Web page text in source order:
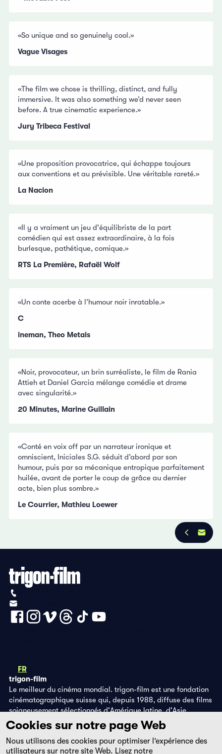
«So unique and so genuinely cool.»
Vague Visages
«The film we chose is thrilling, distinct, and fully
immersive. It was also something we’d never seen
before. A true cinematic experience.»
Jury Tribeca Festival
«Une proposition provocatrice, qui échappe toujours
aux conventions et au prévisible. Une véritable rareté.»
La Nacion
«Il y a vraiment un jeu d'équilibriste de la part
comédien qui est assez extraordinaire, à la fois
burlesque, pathétique, comique.»
RTS La Première, Rafaël Wolf
«Un conte acerbe à l’humour noir inratable.»
C
ineman, Theo Metais
«Noir, provocateur, un brin surréaliste, le film de Rania
Attieh et Daniel Garcia mélange comédie et drame
avec singularité.»
20 Minutes, Marine Guillain
«Conté en voix off par un narrateur ironique et
omniscient, Iniciales S.G. séduit d’abord par son
humour, puis par sa mécanique entropique parfaitement
huilée, avant de porter le coup de grâce au dernier
acte, bien plus sombre.»
Le Courrier, Mathieu Loewer
FR
trigon-film
Le meilleur du cinéma mondial. trigon-film est une fondation
cinématographique suisse qui, depuis 1988, diffuse des films
soigneusement sélectionnés d'Amérique latine, d'Asie,
d'Afrique et d'Europe de l'Est, dans les salles de cinéma,
grâce à ses propres éditions DVD et sur la plateforme de
streaming filmingo.
Cookies sur notre page Web
Nous utilisons des cookies pour optimiser l’expérience des
utilisateurs sur notre site Web. Lisez notre